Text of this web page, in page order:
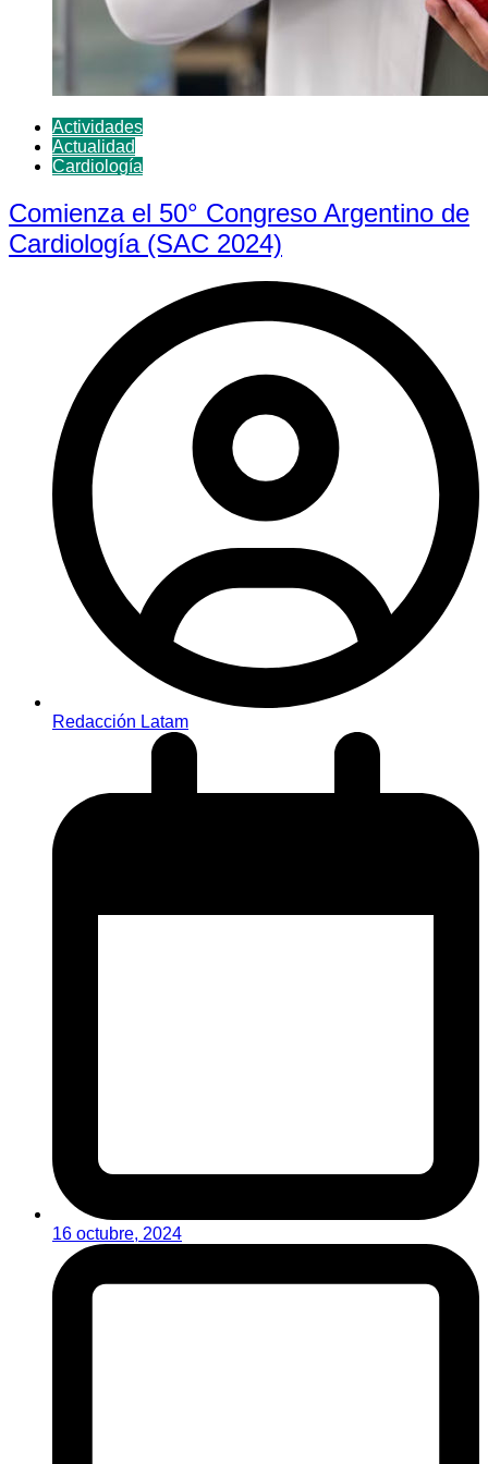
Actividades
Actualidad
Cardiología
Comienza el 50° Congreso Argentino de
Cardiología (SAC 2024)
Redacción Latam
16 octubre, 2024